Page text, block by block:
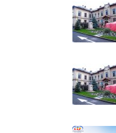
utilizarea...